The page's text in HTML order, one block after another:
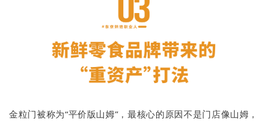
金粒门被称为“平价版山姆”，最核心的原因不是门店像山姆，